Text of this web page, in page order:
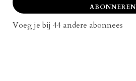
ABONNEREN
Voeg je bij 44 andere abonnees